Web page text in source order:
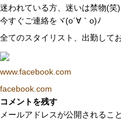
迷われている方、迷いは禁物(笑)
今すぐご連絡をヾ(o´∀｀o)ﾉ
全てのスタイリスト、出勤して
www.facebook.com
facebook.com
コメントを残す
メールアドレスが公開されるこ